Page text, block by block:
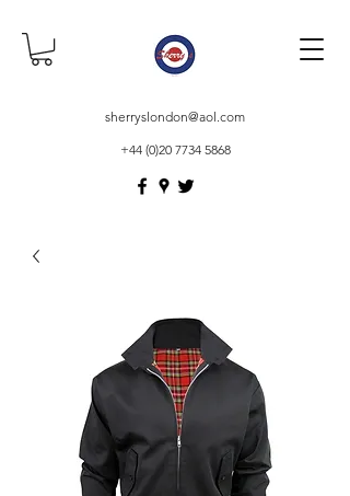
sherryslondon@aol.com
+44 (0)20 7734 5868